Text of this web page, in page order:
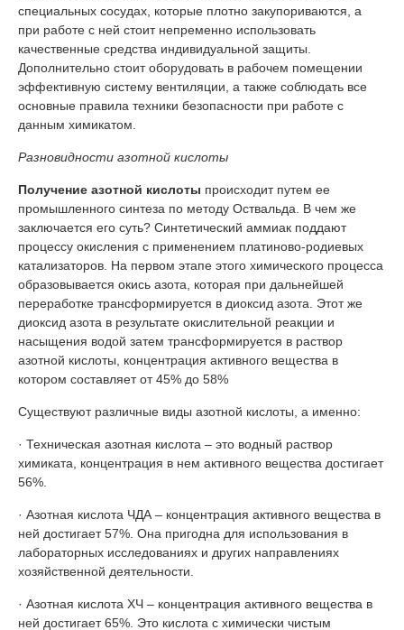
специальных сосудах, которые плотно закупориваются, а
при работе с ней стоит непременно использовать
качественные средства индивидуальной защиты.
Дополнительно стоит оборудовать в рабочем помещении
эффективную систему вентиляции, а также соблюдать все
основные правила техники безопасности при работе с
данным химикатом.
Разновидности азотной кислоты
Получение азотной кислоты происходит путем ее
промышленного синтеза по методу Оствальда. В чем же
заключается его суть? Синтетический аммиак поддают
процессу окисления с применением платиново-родиевых
катализаторов. На первом этапе этого химического процесса
образовывается окись азота, которая при дальнейшей
переработке трансформируется в диоксид азота. Этот же
диоксид азота в результате окислительной реакции и
насыщения водой затем трансформируется в раствор
азотной кислоты, концентрация активного вещества в
котором составляет от 45% до 58%
Существуют различные виды азотной кислоты, а именно:
· Техническая азотная кислота – это водный раствор
химиката, концентрация в нем активного вещества достигает
56%.
· Азотная кислота ЧДА – концентрация активного вещества в
ней достигает 57%. Она пригодна для использования в
лабораторных исследованиях и других направлениях
хозяйственной деятельности.
· Азотная кислота ХЧ – концентрация активного вещества в
ней достигает 65%. Это кислота с химически чистым